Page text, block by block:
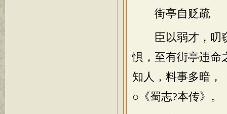
街亭自贬疏
臣以弱才，叨窃
惧，至有街亭违命
知人，料事多暗，
○《蜀志?本传》。